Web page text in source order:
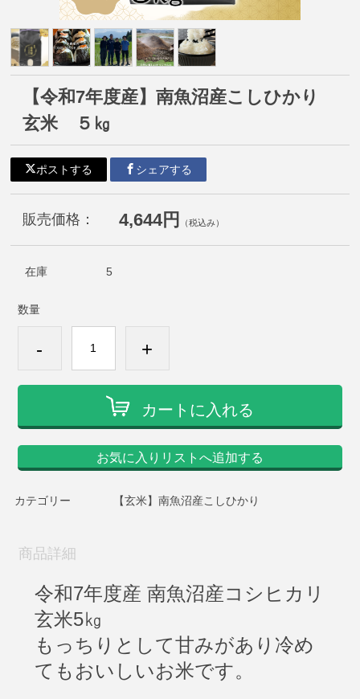
【令和7年度産】南魚沼産こしひかり
玄米 ５㎏
ポストする シェアする
販売価格： 4,644円 （税込み）
在庫 5
数量
- +
カートに入れる
お気に入りリストへ追加する
カテゴリー 【玄米】南魚沼産こしひかり
商品詳細
令和7年度産 南魚沼産コシヒカリ
玄米5㎏
もっちりとして甘みがあり冷め
てもおいしいお米です。